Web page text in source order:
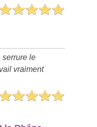
serrure le
vraiment